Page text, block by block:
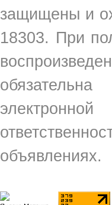
защищены и
18303. При
объявлениях.